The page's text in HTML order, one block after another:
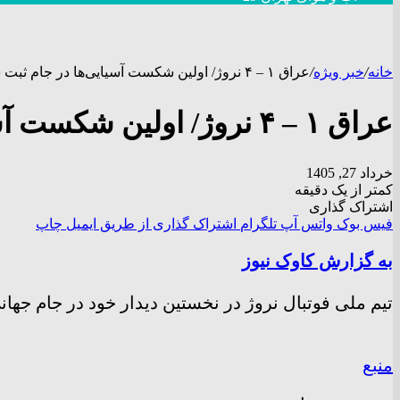
خانه/خبر ویژه/عراق ۱ – ۴ نروژ/ اولین شکست آسیایی‌ها در جام ثبت شد + فیلم
عراق ۱ – ۴ نروژ/ اولین شکست آسیایی‌ها در جام ثبت شد + فیلم
خرداد 27, 1405
کمتر از یک دقیقه
اشتراک گذاری
فیس بوک واتس آپ تلگرام اشتراک گذاری از طریق ایمیل چاپ
به گزارش کاوک نیوز
تیم ملی فوتبال نروژ در نخستین دیدار خود در جام جهانی ۲۰۲۶ از سد عراق
منبع